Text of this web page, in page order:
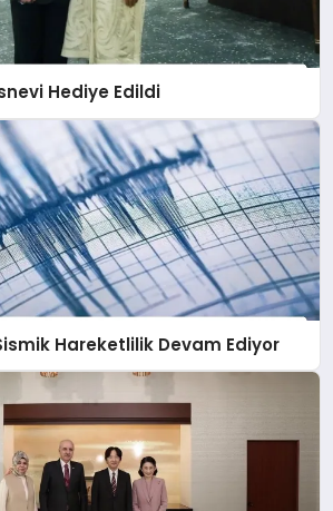
Hediye Edildi
Hareketlilik Devam Ediyor